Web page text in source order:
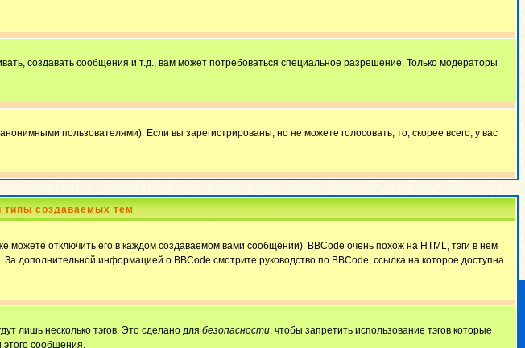
создавать сообщения и т.д., вам может потребоваться специальное разрешение. Только модераторы
пользователями). Если вы зарегистрированы, но не можете голосовать, то, скорее всего, у вас
типы создаваемых тем
отключить его в каждом создаваемом вами сообщении). BBCode очень похож на HTML, тэги в нём
дополнительной информацией о BBCode смотрите руководство по BBCode, ссылка на которое доступна
лишь несколько тэгов. Это сделано для безопасности, чтобы запретить использование тэгов которые
этого сообщения.